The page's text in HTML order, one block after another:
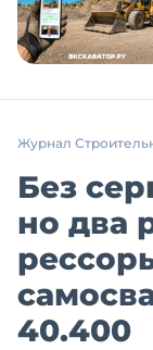
Журнал
Без
но два
40.400